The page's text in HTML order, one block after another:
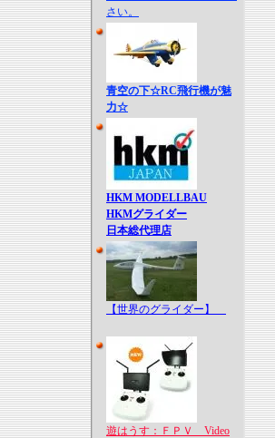
さい。
青空の下☆RC飛行機が魅
力☆
HKM MODELLBAU
HKMグライダー
日本総代理店
【世界のグライダー】
遊はうす：ＦＰＶ Video